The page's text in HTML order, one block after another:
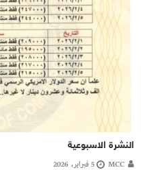
النشرة الاسبوعية
MCC 5 فبراير، 2026